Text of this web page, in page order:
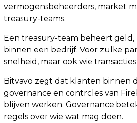
vermogensbeheerders, market
treasury-teams.
Een treasury-team beheert geld,
binnen een bedrijf. Voor zulke
snelheid, maar ook wie
Bitvavo zegt dat klanten binnen
governance en controles van
blijven werken. Governance
regels over wie wat mag doen.